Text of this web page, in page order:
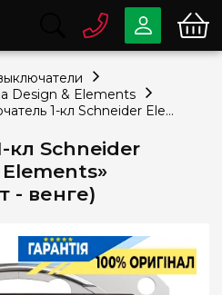
кл Schneider
- венге)
80033-63-07
info@e7.com.ua
334-79-78
Viber Telegram
Design & Elements
Выключатель 1-кл Schneider Electric «Sedna Elements» SDD181101 (цвет - венге)